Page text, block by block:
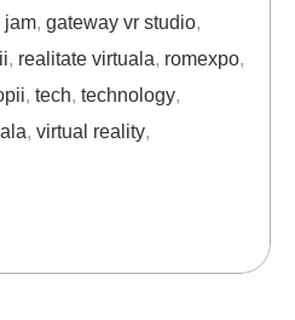
jam, gateway vr studio,
, realitate virtuala, romexpo,
, tech, technology,
, virtual reality,